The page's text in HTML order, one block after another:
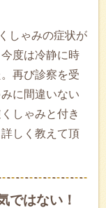
しゃみの症状が
度は冷静に時
再び診察を受
に間違いない
しゃみと付き
しく教えて頂
ではない！